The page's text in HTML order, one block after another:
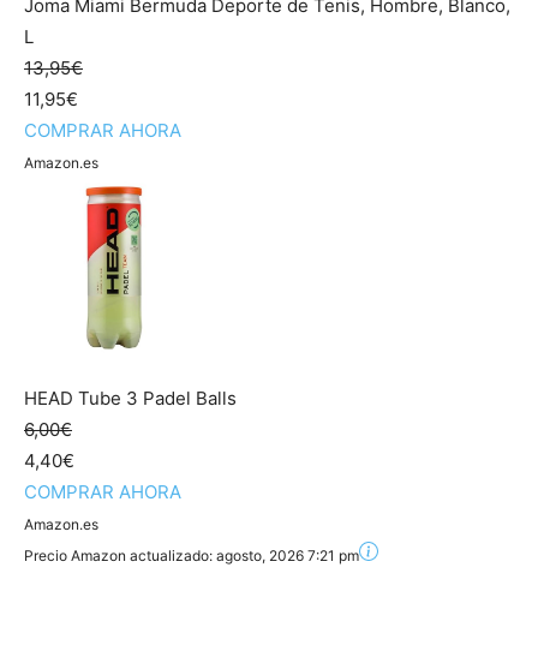
Joma Miami Bermuda Deporte de Tenis, Hombre, Blanco,
L
13,95€
11,95€
COMPRAR AHORA
Amazon.es
HEAD Tube 3 Padel Balls
6,00€
4,40€
COMPRAR AHORA
Amazon.es
Precio Amazon actualizado: agosto, 2026 7:21 pm